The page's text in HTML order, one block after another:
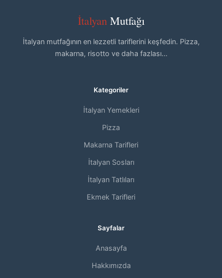
İtalyanMutfağı
İtalyan mutfağının en lezzetli tariflerini keşfedin. Pizza,
makarna, risotto ve daha fazlası...
Kategoriler
İtalyan Yemekleri
Pizza
Makarna Tarifleri
İtalyan Sosları
İtalyan Tatlıları
Ekmek Tarifleri
Sayfalar
Anasayfa
Hakkımızda